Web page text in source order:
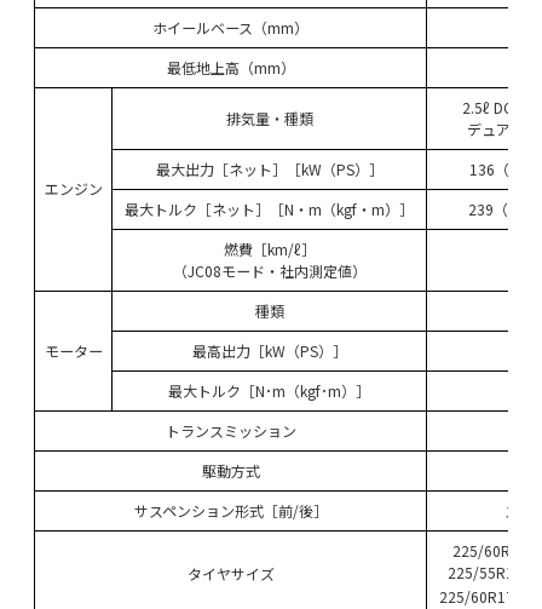
ホイールベース（mm）
最低地上高（mm）
エンジン
排気量・種類
2.5ℓ DOHC
デュアル
最大出力［ネット］［kW（PS）］
136（184
最大トルク［ネット］［N・m（kgf・m）］
239（
燃費［km/ℓ］
（JC08モード・社内測定値）
モーター
種類
最高出力［kW（PS）］
最大トルク［N･m（kgf･m）］
トランスミッション
駆動方式
サスペンション形式［前/後］
スト
タイヤサイズ
225/60R17
225/55R18（
225/60R17